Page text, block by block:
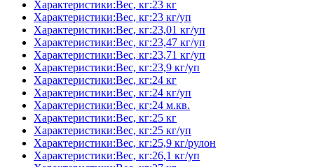
Характеристики:Вес, кг:23 кг
Характеристики:Вес, кг:23 кг/уп
Характеристики:Вес, кг:23,01 кг/уп
Характеристики:Вес, кг:23,47 кг/уп
Характеристики:Вес, кг:23,71 кг/уп
Характеристики:Вес, кг:23,9 кг/уп
Характеристики:Вес, кг:24 кг
Характеристики:Вес, кг:24 кг/уп
Характеристики:Вес, кг:24 м.кв.
Характеристики:Вес, кг:25 кг
Характеристики:Вес, кг:25 кг/уп
Характеристики:Вес, кг:25,9 кг/рулон
Характеристики:Вес, кг:26,1 кг/уп